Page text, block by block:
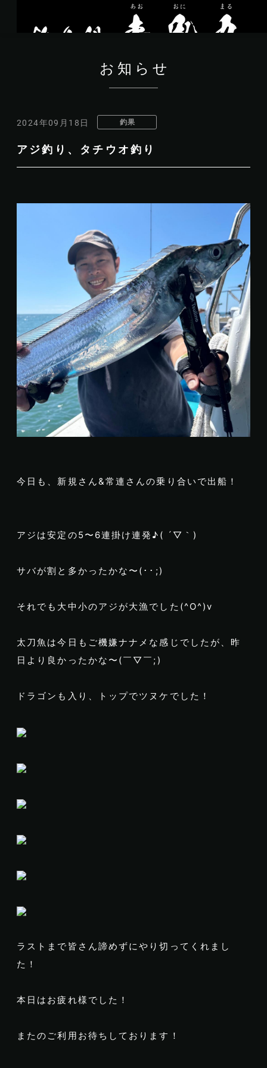
お知らせ
2024年09月18日 釣果
アジ釣り、タチウオ釣り
今日も、新規さん&常連さんの乗り合いで出船！
アジは安定の5〜6連掛け連発♪( ´▽｀)
サバが割と多かったかな〜(･･;)
それでも大中小のアジが大漁でした(^O^)v
太刀魚は今日もご機嫌ナナメな感じでしたが、昨
日より良かったかな〜(￣▽￣;)
ドラゴンも入り、トップでツヌケでした！
ラストまで皆さん諦めずにやり切ってくれまし
た！
本日はお疲れ様でした！
またのご利用お待ちしております！